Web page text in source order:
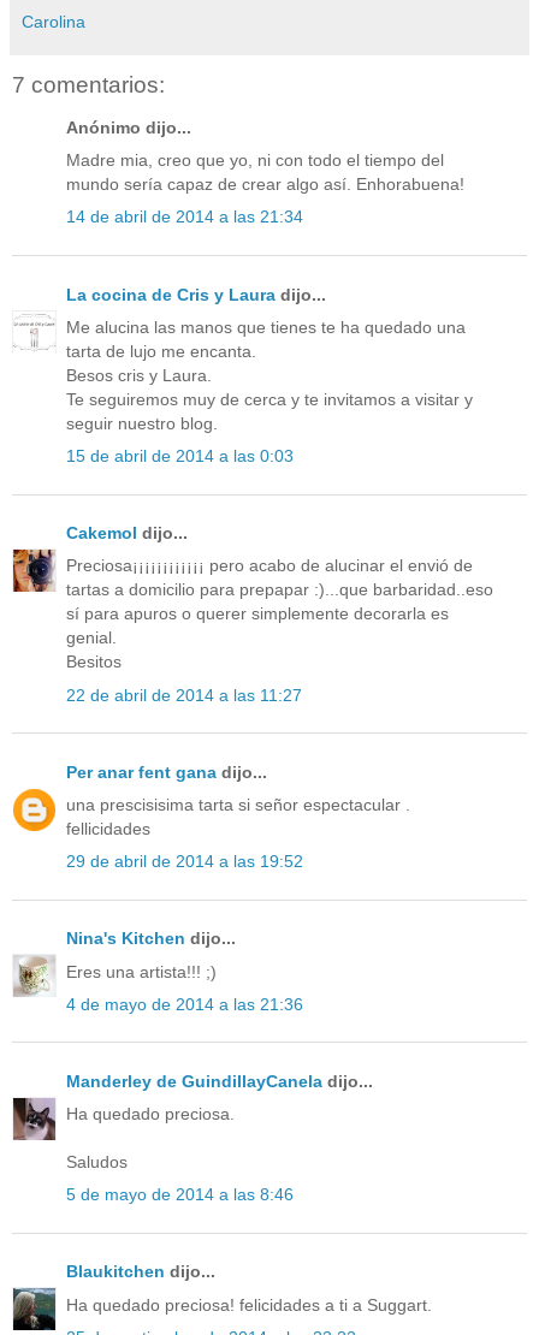
Carolina
7 comentarios:
Anónimo dijo...
Madre mia, creo que yo, ni con todo el tiempo del
mundo sería capaz de crear algo así. Enhorabuena!
14 de abril de 2014 a las 21:34
La cocina de Cris y Laura dijo...
Me alucina las manos que tienes te ha quedado una
tarta de lujo me encanta.
Besos cris y Laura.
Te seguiremos muy de cerca y te invitamos a visitar y
seguir nuestro blog.
15 de abril de 2014 a las 0:03
Cakemol dijo...
Preciosa¡¡¡¡¡¡¡¡¡¡¡¡ pero acabo de alucinar el envió de
tartas a domicilio para prepapar :)...que barbaridad..eso
sí para apuros o querer simplemente decorarla es
genial.
Besitos
22 de abril de 2014 a las 11:27
Per anar fent gana dijo...
una prescisisima tarta si señor espectacular .
fellicidades
29 de abril de 2014 a las 19:52
Nina's Kitchen dijo...
Eres una artista!!! ;)
4 de mayo de 2014 a las 21:36
Manderley de GuindillayCanela dijo...
Ha quedado preciosa.
Saludos
5 de mayo de 2014 a las 8:46
Blaukitchen dijo...
Ha quedado preciosa! felicidades a ti a Suggart.